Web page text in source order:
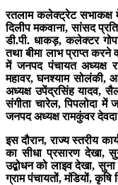
रतलाम कलेक्ट्रेट सभाकक्ष
दिलीप मकवाना, सांसद
डी.पी. धाकड़, कलेक्टर
तथा बीमा लाभ प्राप्त
में जनपद पंचायत अध्यक्ष
महावर, घनश्याम सोलंकी,
अध्यक्ष उपेंद्रसिंह यादव,
संगीता चारेल, पिपलोदा में
जनपद अध्यक्ष रामकुंवर
इस दौरान, राज्य स्तरीय
का सीधा प्रसारण देखा,
उद्बोधन को लाइव देखा,
ग्राम पंचायतों, मंडियों, कृषि